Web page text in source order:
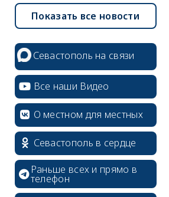
Показать все новости
Севастополь на связи
Все наши Видео
О местном для местных
Севастополь в сердце
Раньше всех и прямо в
телефон